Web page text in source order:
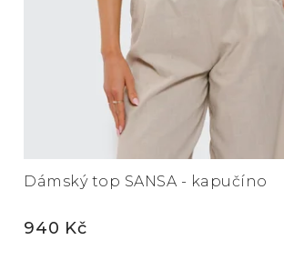
Dámský top SANSA - kapučíno
940 Kč